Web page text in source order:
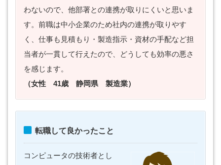
わないので、他部署との連携が取りにくいと思いま
す。前職は中小企業のため社内の連携が取りやす
く、仕事も見積もり・製造指示・資材の手配など担
当者が一貫して行えたので、どうしても効率の悪さ
を感じます。
（女性 41歳 静岡県 製造業）
転職して良かったこと
コンピュータの技術者とし